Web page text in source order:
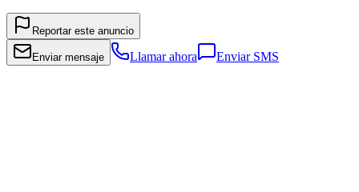
Reportar este anuncio
Enviar mensaje Llamar ahora Enviar SMS